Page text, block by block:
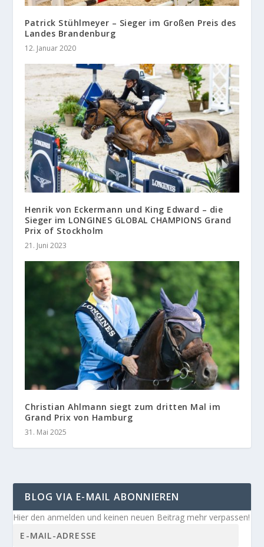
Patrick Stühlmeyer – Sieger im Großen Preis des
Landes Brandenburg
12. Januar 2020
Henrik von Eckermann und King Edward – die
Sieger im LONGINES GLOBAL CHAMPIONS Grand
Prix of Stockholm
21. Juni 2023
Christian Ahlmann siegt zum dritten Mal im
Grand Prix von Hamburg
31. Mai 2025
BLOG VIA E-MAIL ABONNIEREN
Hier den anmelden und keinen neuen Beitrag mehr verpassen!